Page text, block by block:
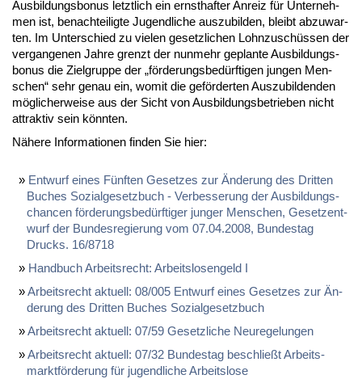
Aus­bil­dungs­bo­nus letzt­lich ein ernst­haf­ter An­reiz für Un­ter­neh­
men ist, be­nach­tei­lig­te Ju­gend­li­che aus­zu­bil­den, bleibt ab­zu­war­
ten. Im Un­ter­schied zu vie­len ge­setz­li­chen Lohn­zu­schüs­sen der
ver­gan­ge­nen Jah­re grenzt der nun­mehr ge­plan­te Aus­bil­dungs­
bo­nus die Ziel­grup­pe der „för­de­rungs­be­dürf­ti­gen jun­gen Men­
schen“ sehr ge­nau ein, wo­mit die ge­för­der­ten Aus­zu­bil­den­den
mög­li­cher­wei­se aus der Sicht von Aus­bil­dungs­be­trie­ben nicht
at­trak­tiv sein könn­ten.
Nä­he­re In­for­ma­tio­nen fin­den Sie hier:
Ent­wurf ei­nes Fünf­ten Ge­set­zes zur Än­de­rung des Drit­ten
Bu­ches So­zi­al­ge­setz­buch - Ver­bes­se­rung der Aus­bil­dungs­
chan­cen för­de­rungs­be­dürf­ti­ger jun­ger Men­schen, Ge­setz­ent­
wurf der Bun­des­re­gie­rung vom 07.04.2008, Bun­des­tag
Drucks. 16/8718
Hand­buch Ar­beits­recht: Ar­beits­lo­sen­geld I
Ar­beits­recht ak­tu­ell: 08/005 Ent­wurf ei­nes Ge­set­zes zur Än­
de­rung des Drit­ten Bu­ches So­zi­al­ge­setz­buch
Ar­beits­recht ak­tu­ell: 07/59 Ge­setz­li­che Neu­re­ge­lun­gen
Ar­beits­recht ak­tu­ell: 07/32 Bun­des­tag be­schließt Ar­beits­
markt­för­de­rung für ju­gend­li­che Ar­beits­lo­se